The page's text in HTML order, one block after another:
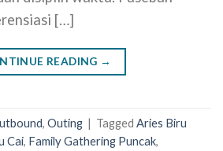
[…]
READING →
, Outing | Tagged Aries Biru
Cai, Family Gathering Puncak,